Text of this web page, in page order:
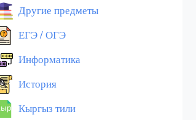
Другие предметы
ЕГЭ / ОГЭ
Информатика
История
Кыргыз тили